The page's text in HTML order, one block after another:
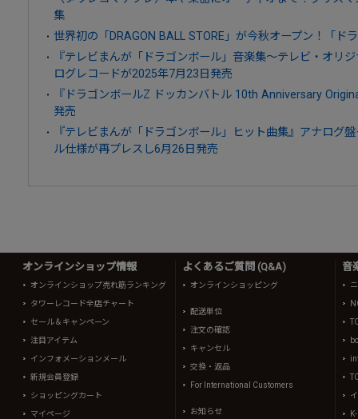
集
世界初の「DRAGON BALL STORE」が今秋オープン！「ド
『テレビまんが「ドラゴンボール」音楽集～テレビ・オリ
ログレコードが2025年7月23日発売
『ドラゴンボールZ ドッカンバトル 10th Anniversary
発売
『テレビまんが「ドラゴンボール」ヒット曲集』アナログ
ル仕様が再プレスし6月26日発売
オンラインショップ情報
オンラインショップ売れ筋ランキング
タワーレコード全店チャート
セール＆キャンペーン
注目アイテム
インフォメーションメール
新規会員登録
ショッピングカート
マイページ
よくあるご質問 (Q&A)
オンラインショッピング
配送単位
注文の確認
キャンセル
交換・返品
For International Customers
お知らせ
音